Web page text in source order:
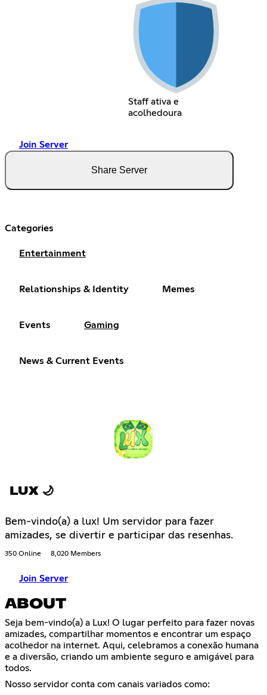
Staff ativa e
acolhedoura
Join Server
Share Server
Categories
Entertainment
Relationships & Identity Memes
Events Gaming
News & Current Events
LUX 🌙
Bem-vindo(a) a lux! Um servidor para fazer
amizades, se divertir e participar das resenhas.
350 Online 8,020 Members
Join Server
ABOUT
Seja bem-vindo(a) a Lux! O lugar perfeito para fazer novas
amizades, compartilhar momentos e encontrar um espaço
acolhedor na internet. Aqui, celebramos a conexão humana
e a diversão, criando um ambiente seguro e amigável para
todos.
Nosso servidor conta com canais variados como: